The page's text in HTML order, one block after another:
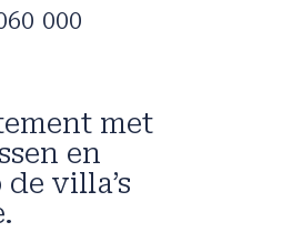
met
en
villa’s
000